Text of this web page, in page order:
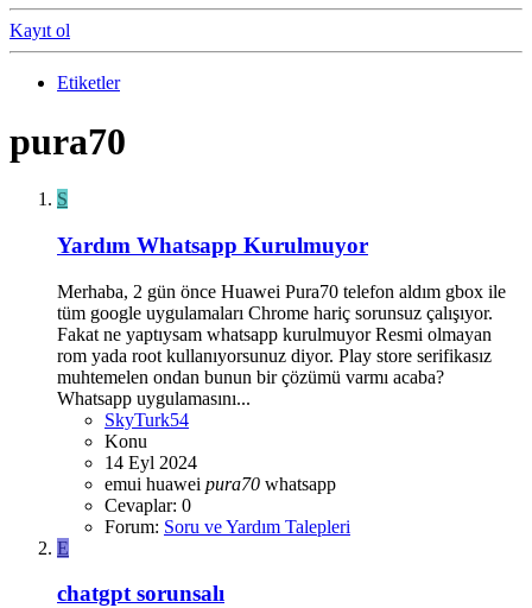
Kayıt ol
Etiketler
pura70
S
Yardım Whatsapp Kurulmuyor
Merhaba, 2 gün önce Huawei Pura70 telefon aldım gbox ile
tüm google uygulamaları Chrome hariç sorunsuz çalışıyor.
Fakat ne yaptıysam whatsapp kurulmuyor Resmi olmayan
rom yada root kullanıyorsunuz diyor. Play store serifikasız
muhtemelen ondan bunun bir çözümü varmı acaba?
Whatsapp uygulamasını...
SkyTurk54
Konu
14 Eyl 2024
emui huawei pura70 whatsapp
Cevaplar: 0
Forum: Soru ve Yardım Talepleri
E
chatgpt sorunsalı